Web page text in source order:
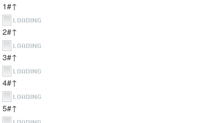
1#↑
2#↑
3#↑
4#↑
5#↑